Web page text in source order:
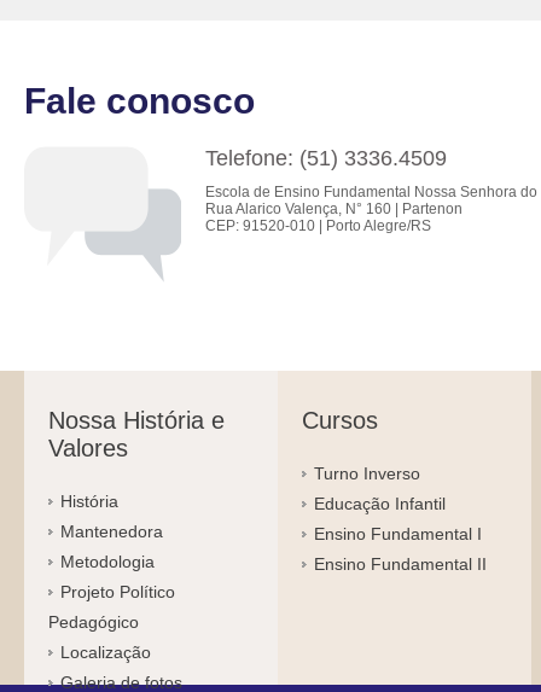
Fale conosco
Telefone: (51) 3336.4509
Escola de Ensino Fundamental Nossa Senhora do
Rua Alarico Valença, N° 160 | Partenon
CEP: 91520-010 | Porto Alegre/RS
Nossa História e
Valores
História
Mantenedora
Metodologia
Projeto Político
Pedagógico
Localização
Galeria de fotos
Cursos
Turno Inverso
Educação Infantil
Ensino Fundamental I
Ensino Fundamental II